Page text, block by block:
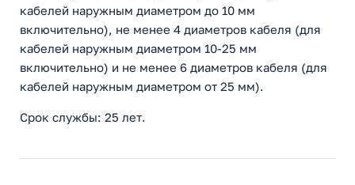
кабелей наружным диаметром до 10 мм
включительно), не менее 4 диаметров кабеля (для
кабелей наружным диаметром 10-25 мм
включительно) и не менее 6 диаметров кабеля (для
кабелей наружным диаметром от 25 мм).
Срок службы: 25 лет.